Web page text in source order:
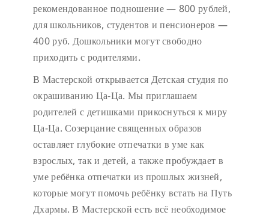
рекомендованное подношение — 800 рублей,
для школьников, студентов и пенсионеров —
400 руб. Дошкольники могут свободно
приходить с родителями.
В Мастерской открывается Детская студия по
окрашиванию Ца-Ца. Мы приглашаем
родителей с детишками прикоснуться к миру
Ца-Ца. Созерцание священных образов
оставляет глубокие отпечатки в уме как
взрослых, так и детей, а также пробуждает в
уме ребёнка отпечатки из прошлых жизней,
которые могут помочь ребёнку встать на Путь
Дхармы. В Мастерской есть всё необходимое